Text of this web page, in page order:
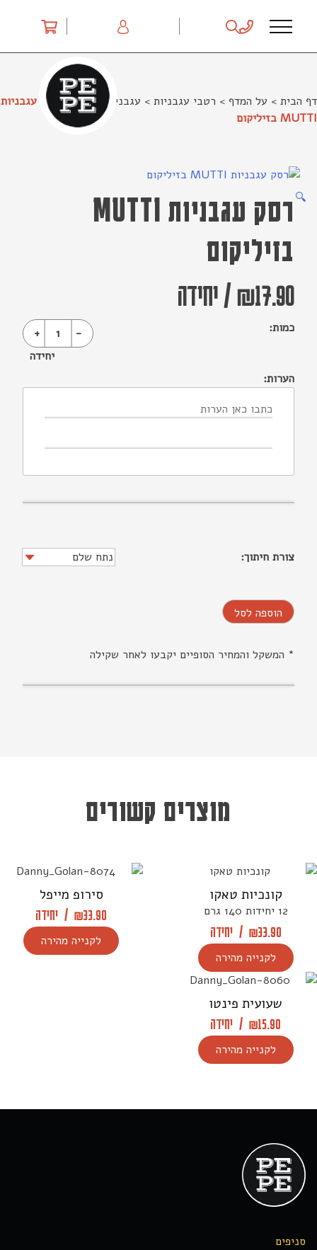
דף הבית > על המדף > רטבי עגבניות > עגבניות Mutti > רסק עגבניות
MUTTI בזיליקום
🔍
רסק עגבניות MUTTI
בזיליקום
₪17.90
/יחידה
כמות: -
1
+
יחידה
הערות:
צורת חיתוך:
הוספה לסל
* המשקל והמחיר הסופיים יקבעו לאחר שקילה
מוצרים קשורים
קונכיות טאקו
12 יחידות 140 גרם
₪33.90
/ יחידה
לקנייה מהירה
סירופ מייפל
₪33.90
/ יחידה
לקנייה מהירה
שעועית פינטו
₪15.90
/ יחידה
לקנייה מהירה
סניפים